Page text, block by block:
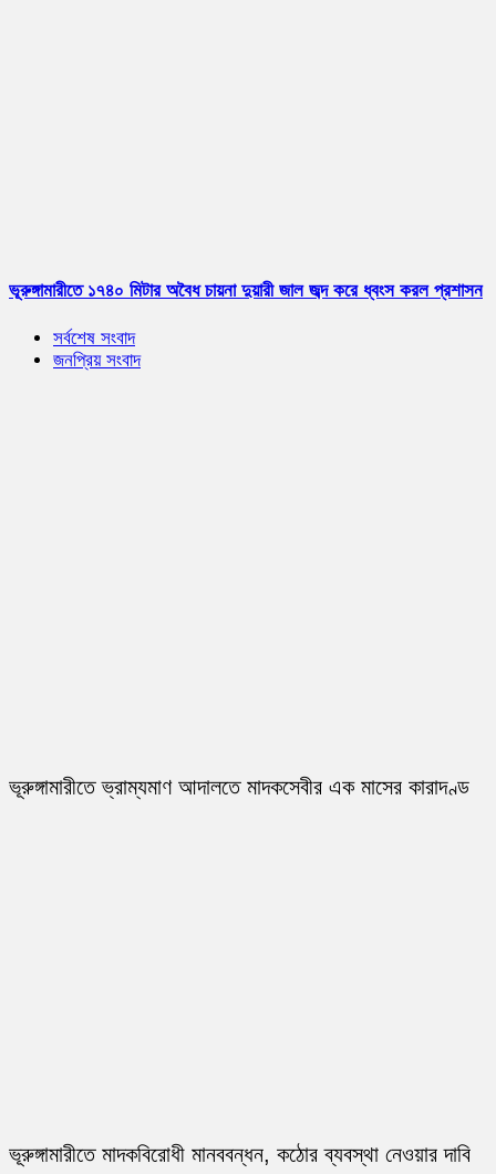
ভূরুঙ্গামারীতে ১৭৪০ মিটার অবৈধ চায়না দুয়ারী জাল জব্দ করে ধ্বংস করল প্রশাসন
সর্বশেষ সংবাদ
জনপ্রিয় সংবাদ
ভূরুঙ্গামারীতে ভ্রাম্যমাণ আদালতে মাদকসেবীর এক মাসের কারাদণ্ড
ভূরুঙ্গামারীতে মাদকবিরোধী মানববন্ধন, কঠোর ব্যবস্থা নেওয়ার দাবি